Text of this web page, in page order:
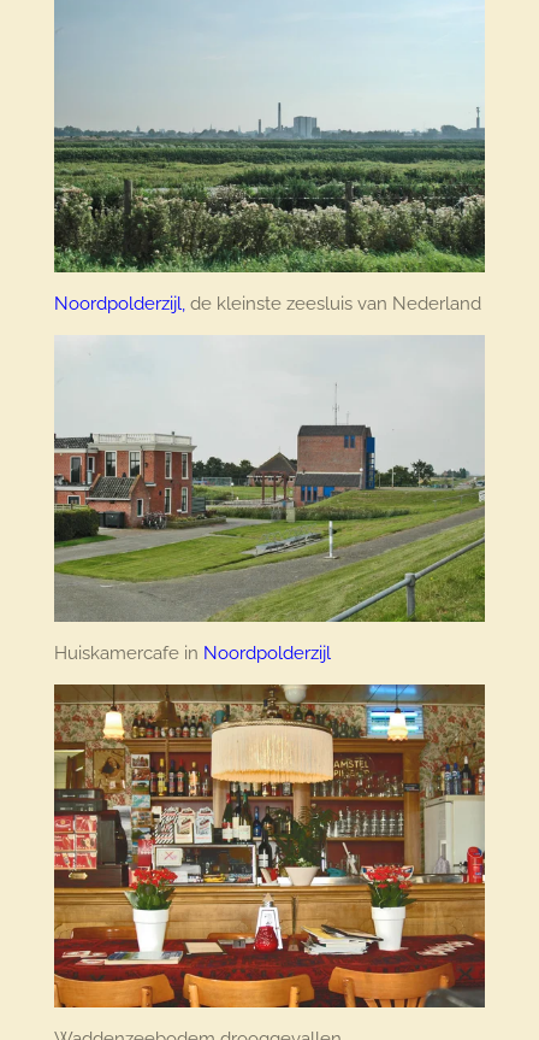
Noordpolderzijl,de kleinste zeesluis van Nederland
Huiskamercafe in Noordpolderzijl